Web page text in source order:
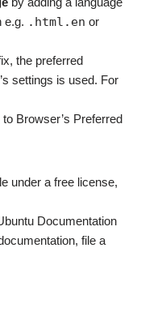
e.g. .html.en or
the preferred
settings is used. For
Browser’s Preferred
under a free license,
Documentation
file a